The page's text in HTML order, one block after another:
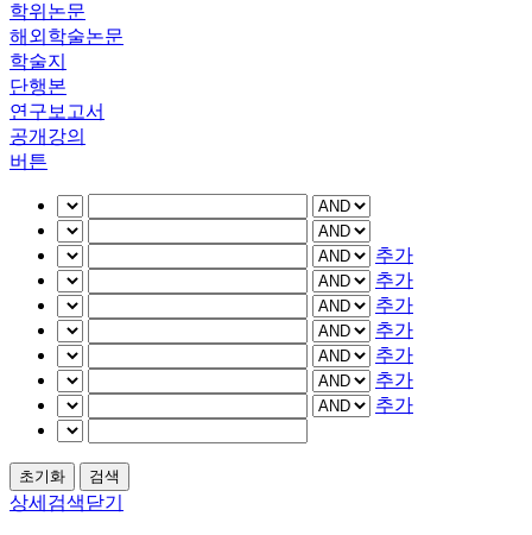
학위논문
해외학술논문
학술지
단행본
연구보고서
공개강의
버튼
추가
추가
추가
추가
추가
추가
추가
상세검색닫기